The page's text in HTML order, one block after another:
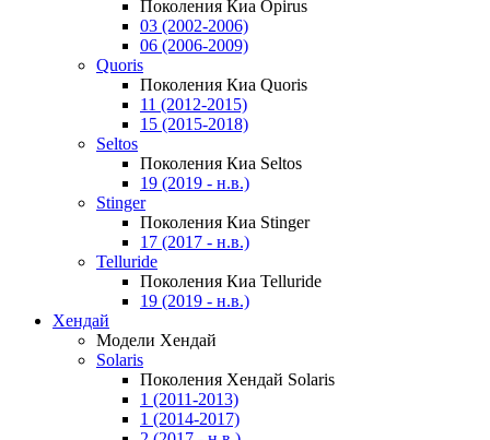
Поколения Киа Opirus
03 (2002-2006)
06 (2006-2009)
Quoris
Поколения Киа Quoris
11 (2012-2015)
15 (2015-2018)
Seltos
Поколения Киа Seltos
19 (2019 - н.в.)
Stinger
Поколения Киа Stinger
17 (2017 - н.в.)
Telluride
Поколения Киа Telluride
19 (2019 - н.в.)
Хендай
Модели Хендай
Solaris
Поколения Хендай Solaris
1 (2011-2013)
1 (2014-2017)